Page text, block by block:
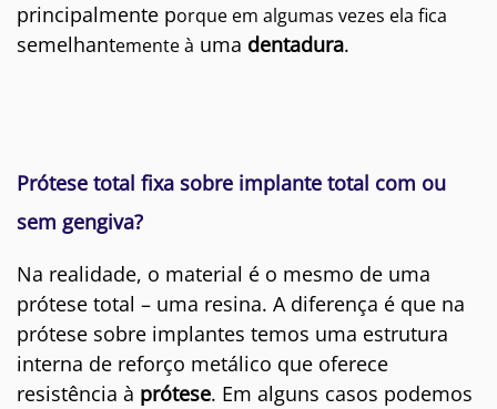
principalmente porque em algumas vezes ela fica
semelhantemente à uma dentadura.
Prótese total fixa sobre implante total com ou
sem gengiva?
Na realidade, o material é o mesmo de uma
prótese total – uma resina. A diferença é que na
prótese sobre implantes temos uma estrutura
interna de reforço metálico que oferece
resistência à prótese. Em alguns casos podemos